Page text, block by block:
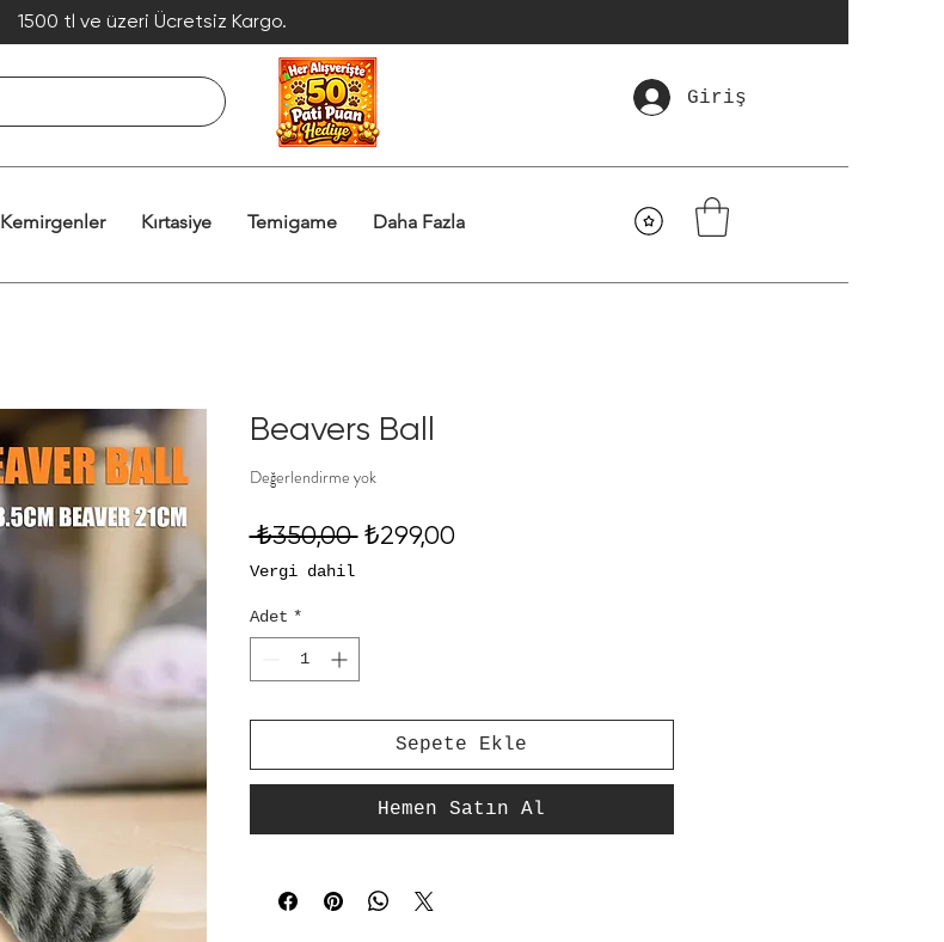
1500 tl ve üzeri Ücretsiz Kargo.
Kemirgenler Kırtasiye Temigame Daha Fazla
Giriş
Beavers Ball
Değerlendirme yok
₺350,00 Normal
₺299,00İndirimli
Vergi dahil
Adet *
Sepete Ekle
Hemen Satın Al